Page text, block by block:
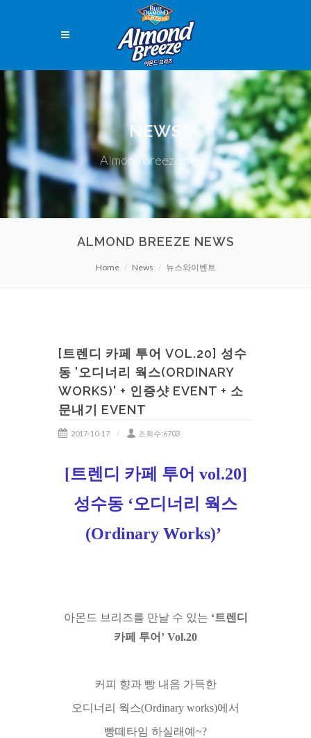
NEWS
Almond breeze news
ALMOND BREEZE NEWS
Home News 뉴스와이벤트
[트렌디 카페 투어 VOL.20] 성수
동 '오디너리 웍스(ORDINARY
WORKS)' + 인증샷 EVENT + 소
문내기 EVENT
2017-10-17 조회수:6703
[트렌디 카페 투어 vol.20]
성수동 ‘오디너리 웍스
(Ordinary Works)’
아몬드 브리즈를 만날 수 있는 ‘트렌디
카페 투어’ Vol.20
커피 향과 빵 내음 가득한
오디너리 웍스(Ordinary works)에서
빵떼타임 하실래예~?